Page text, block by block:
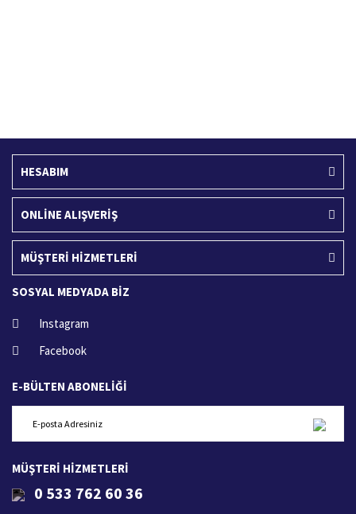
HESABIM
ONLİNE ALIŞVERİŞ
MÜŞTERİ HİZMETLERİ
SOSYAL MEDYADA BİZ
Instagram
Facebook
E-BÜLTEN ABONELİĞİ
MÜŞTERİ HİZMETLERİ
0 533 762 60 36